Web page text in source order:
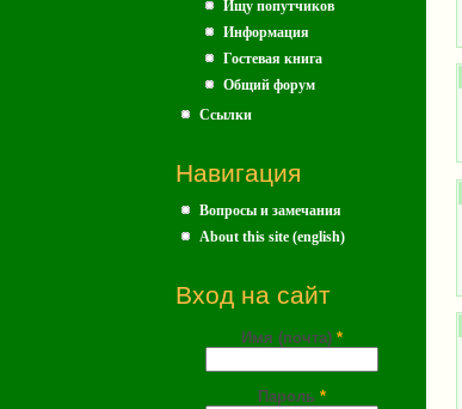
Ищу попутчиков
Информация
Гостевая книга
Общий форум
Ссылки
Навигация
Вопросы и замечания
About this site (english)
Вход на сайт
Имя (почта) *
Пароль *